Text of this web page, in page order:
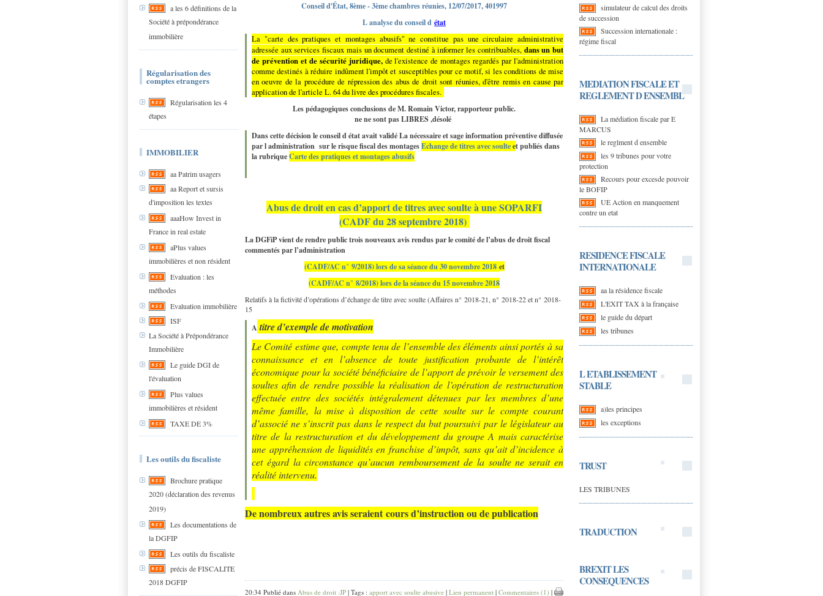
a les 6 définitions de la
Société à prépondérance
immobilière
Régularisation des
comptes etrangers
Régularisation les 4
étapes
IMMOBILIER
aa Patrim usagers
aa Report et sursis
d'imposition les textes
aaaHow Invest in
France in real estate
aPlus values
immobilières et non résident
Evaluation : les
méthodes
Evaluation immobilière
ISF
La Société à Prépondérance
Immobilière
Le guide DGI de
l'évaluation
Plus values
immobilières et résident
TAXE DE 3%
Les outils du fiscaliste
Brochure pratique
2020 (déclaration des revenus
2019)
Les documentations de
la DGFIP
Les outils du fiscaliste
précis de FISCALITE
2018 DGFIP
simulateur de calcul des droits
de succession
Succession internationale :
régime fiscal
MEDIATION FISCALE ET
REGLEMENT D ENSEMBL
La médiation fiscale par E
MARCUS
le reglment d ensemble
les 9 tribunes pour votre
protection
Recours pour excesde pouvoir
le BOFIP
UE Action en manquement
contre un etat
RESIDENCE FISCALE
INTERNATIONALE
aa la résidence fiscale
L'EXIT TAX à la française
le guide du départ
les tribunes
L ETABLISSEMENT
STABLE
a)les principes
les exceptions
TRUST
LES TRIBUNES
TRADUCTION
BREXIT LES
CONSEQUENCES
Conseil d'État, 8ème - 3ème chambres réunies, 12/07/2017, 401997
L analyse du conseil d état
La "carte des pratiques et montages abusifs" ne constitue pas une circulaire administrative
adressée aux services fiscaux mais un document destiné à informer les contribuables,dans un but
de prévention et de sécurité juridique,de l'existence de montages regardés par l'administration
comme destinés à réduire indûment l'impôt et susceptibles pour ce motif, si les conditions de mise
en oeuvre de la procédure de répression des abus de droit sont réunies, d'être remis en cause par
application de l'article L. 64 du livre des procédures fiscales.
Les pédagogiques conclusions de M. Romain Victor, rapporteur public.
ne ne sont pas LIBRES ,désolé
Dans cette décision le conseil d état avait validé La nécessaire et sage information préventive diffusée
par l administration sur le risque fiscal des montagesEchange de titres avec soulteet publiés dans
la rubriqueCarte des pratiques et montages abusifs
Abus de droit en cas d’apport de titres avec soulte à une SOPARFI
(CADF du 28 septembre 2018)
La DGFiP vient de rendre public trois nouveaux avis rendus par le comité de l’abus de droit fiscal
commentés par l’administration
(CADF/AC n° 9/2018) lors de sa séance du 30 novembre 2018 et
(CADF/AC n° 8/2018) lors de la séance du 15 novembre 2018
Relatifs à la fictivité d’opérations d’échange de titre avec soulte (Affaires n° 2018-21, n° 2018-22 et n° 2018-
15
A titre d’exemple de motivation
Le Comité estime que, compte tenu de l’ensemble des éléments ainsi portés à sa
connaissance et en l’absence de toute justification probante de l’intérêt
économique pour la société bénéficiaire de l’apport de prévoir le versement des
soultes afin de rendre possible la réalisation de l’opération de restructuration
effectuée entre des sociétés intégralement détenues par les membres d’une
même famille, la mise à disposition de cette soulte sur le compte courant
d’associé ne s’inscrit pas dans le respect du but poursuivi par le législateur au
titre de la restructuration et du développement du groupe A mais caractérise
une appréhension de liquidités en franchise d’impôt, sans qu’ait d’incidence à
cet égard la circonstance qu’aucun remboursement de la soulte ne serait en
réalité intervenu.
De nombreux autres avis seraient cours d’instruction ou de publication
20:34 Publié dans Abus de droit :JP | Tags : apport avec soulte abusive | Lien permanent | Commentaires (1) |